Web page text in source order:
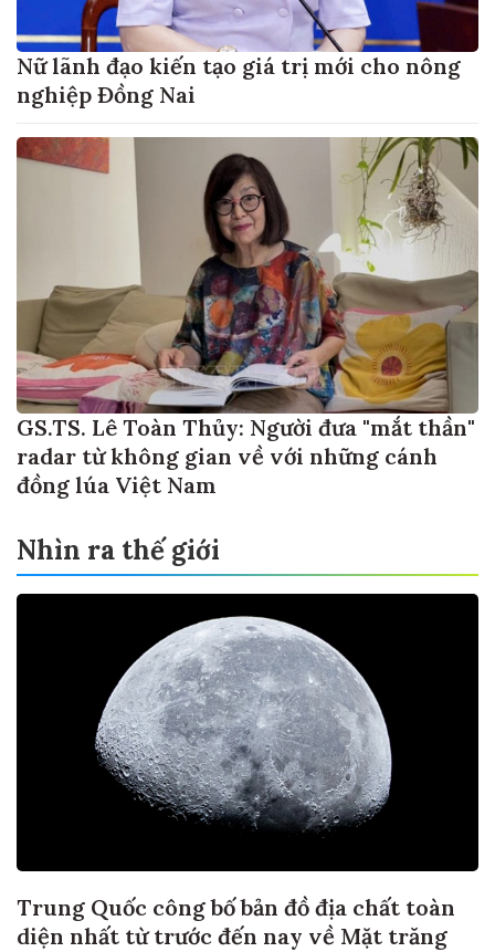
Nữ lãnh đạo kiến tạo giá trị mới cho nông
nghiệp Đồng Nai
GS.TS. Lê Toàn Thủy: Người đưa "mắt thần"
radar từ không gian về với những cánh
đồng lúa Việt Nam
Nhìn ra thế giới
Trung Quốc công bố bản đồ địa chất toàn
diện nhất từ trước đến nay về Mặt trăng